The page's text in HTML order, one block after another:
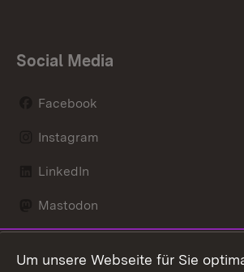
Social Media
Facebook
Instagram
LinkedIn
Mastodon
Um unsere Webseite für Sie